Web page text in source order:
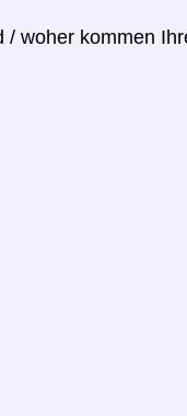
/ woher kommen